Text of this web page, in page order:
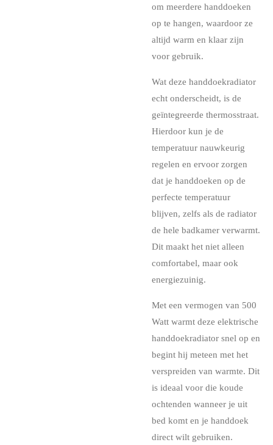
om meerdere handdoeken
op te hangen, waardoor ze
altijd warm en klaar zijn
voor gebruik.
Wat deze handdoekradiator
echt onderscheidt, is de
geïntegreerde thermosstraat.
Hierdoor kun je de
temperatuur nauwkeurig
regelen en ervoor zorgen
dat je handdoeken op de
perfecte temperatuur
blijven, zelfs als de radiator
de hele badkamer verwarmt.
Dit maakt het niet alleen
comfortabel, maar ook
energiezuinig.
Met een vermogen van 500
Watt warmt deze elektrische
handdoekradiator snel op en
begint hij meteen met het
verspreiden van warmte. Dit
is ideaal voor die koude
ochtenden wanneer je uit
bed komt en je handdoek
direct wilt gebruiken.